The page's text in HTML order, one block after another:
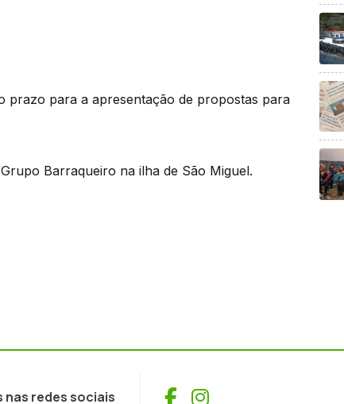
prazo para a apresentação de propostas para
Barraqueiro na ilha de São Miguel.
nas redes sociais Facebook
Instagram